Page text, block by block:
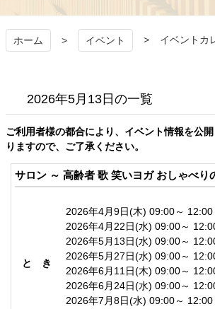
ホーム イベント イベントカ
2026年5月13日の一覧
ご利用者様の都合により、イベント情報を公
りますので、ご了承ください。
サロン ～ 高齢者 歌 笑いヨガ おしゃべり
と き
2026年4月9日(木) 09:00～ 12:00
2026年4月22日(水) 09:00～
2026年5月13日(水) 09:00～
2026年5月27日(水) 09:00～
2026年6月11日(木) 09:00～
2026年6月24日(水) 09:00～
2026年7月8日(水) 09:00～ 12:00